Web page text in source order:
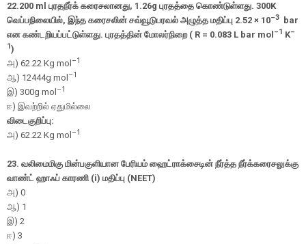
22.200 ml புரதநீர்க் கரைசலானது, 1.26g புரதத்தை கொண்டுள்ளது. 300K
வெப்பநிலையில், இந்த கரைசலின் சவ்வூடுபரவல் அழுத்த மதிப்பு 2.52 × 10–3
bar
என கண்டறியப்பட்டுள்ளது. புரதத்தின் மோலர்நிறை ( R = 0.083 L bar mol –1 K–
1)
அ) 62.22 Kg mol –1
ஆ) 12444g mol –1
இ) 300g mol –1
ஈ) இவற்றில் ஏதுமில்லை
விடைகுறிப்பு:
அ) 62.22 Kg mol –1
23. வலிமைமிகு மின்பகுளியான பேரியம் ஹைட்ராக்சைடின் நீர்த்த நீர்க்கரைசலுக்கு
வாண்ட் ஹாஃப் காரணி (i) மதிப்பு (NEET)
அ) 0
ஆ) 1
இ) 2
ஈ) 3